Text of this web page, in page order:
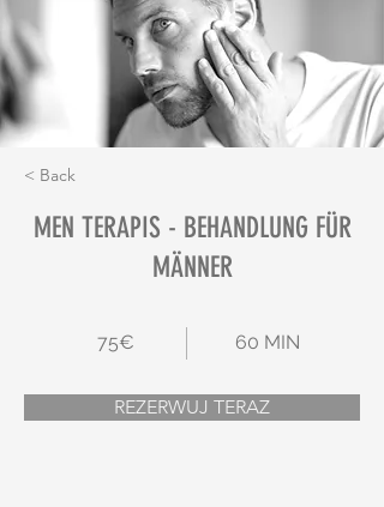
< Back
MEN TERAPIS - BEHANDLUNG FÜR
MÄNNER
75€ 60 MIN
REZERWUJ TERAZ